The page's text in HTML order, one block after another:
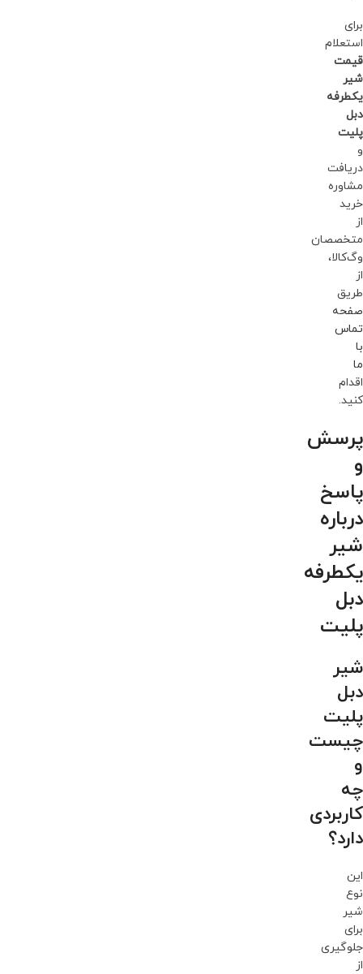
برای
استعلام
قیمت
شیر
یکطرفه
دبل
پلیت
و
دریافت
مشاوره
خرید
از
متخصصان
وگ‌کالا،
از
طریق
صفحه
تماس
با
ما
اقدام
کنید.
پرسش
و
پاسخ
درباره
شیر
یکطرفه
دبل
پلیت
شیر
دبل
پلیت
چیست
و
چه
کاربردی
دارد؟
این
نوع
شیر
برای
جلوگیری
از